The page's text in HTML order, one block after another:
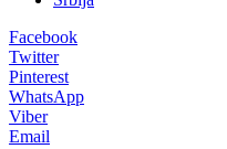
Facebook
Twitter
Pinterest
WhatsApp
Viber
Email